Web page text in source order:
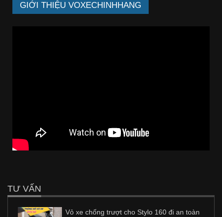
GIỚI THIỆU VOXECHINHHANG
TƯ VẤN
Vỏ xe chống trượt cho Stylo 160 đi an toàn